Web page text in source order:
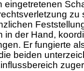
eingetretenen
zu
in der Hand,
Er fungierte
beiden